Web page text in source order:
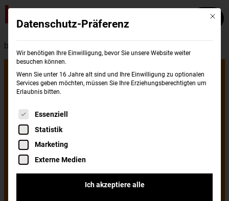
burgerme - Presse
100 Mio. Euro
geknackt: 2022
umsatzstärkstes
Jahr für
Mit
Datenschutz-Präferenz
Wir benötigen Ihre Einwilligung, bevor Sie unsere Website weiter
besuchen können.
Wenn Sie unter 16 Jahre alt sind und Ihre Einwilligung zu optionalen
Services geben möchten, müssen Sie Ihre Erziehungsberechtigten um
Erlaubnis bitten.
Es folgt eine Liste der Service-Gruppen, für
Essenziell
Statistik
Marketing
Externe Medien
Ich akzeptiere alle